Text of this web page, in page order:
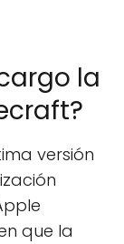
la
versión
que la